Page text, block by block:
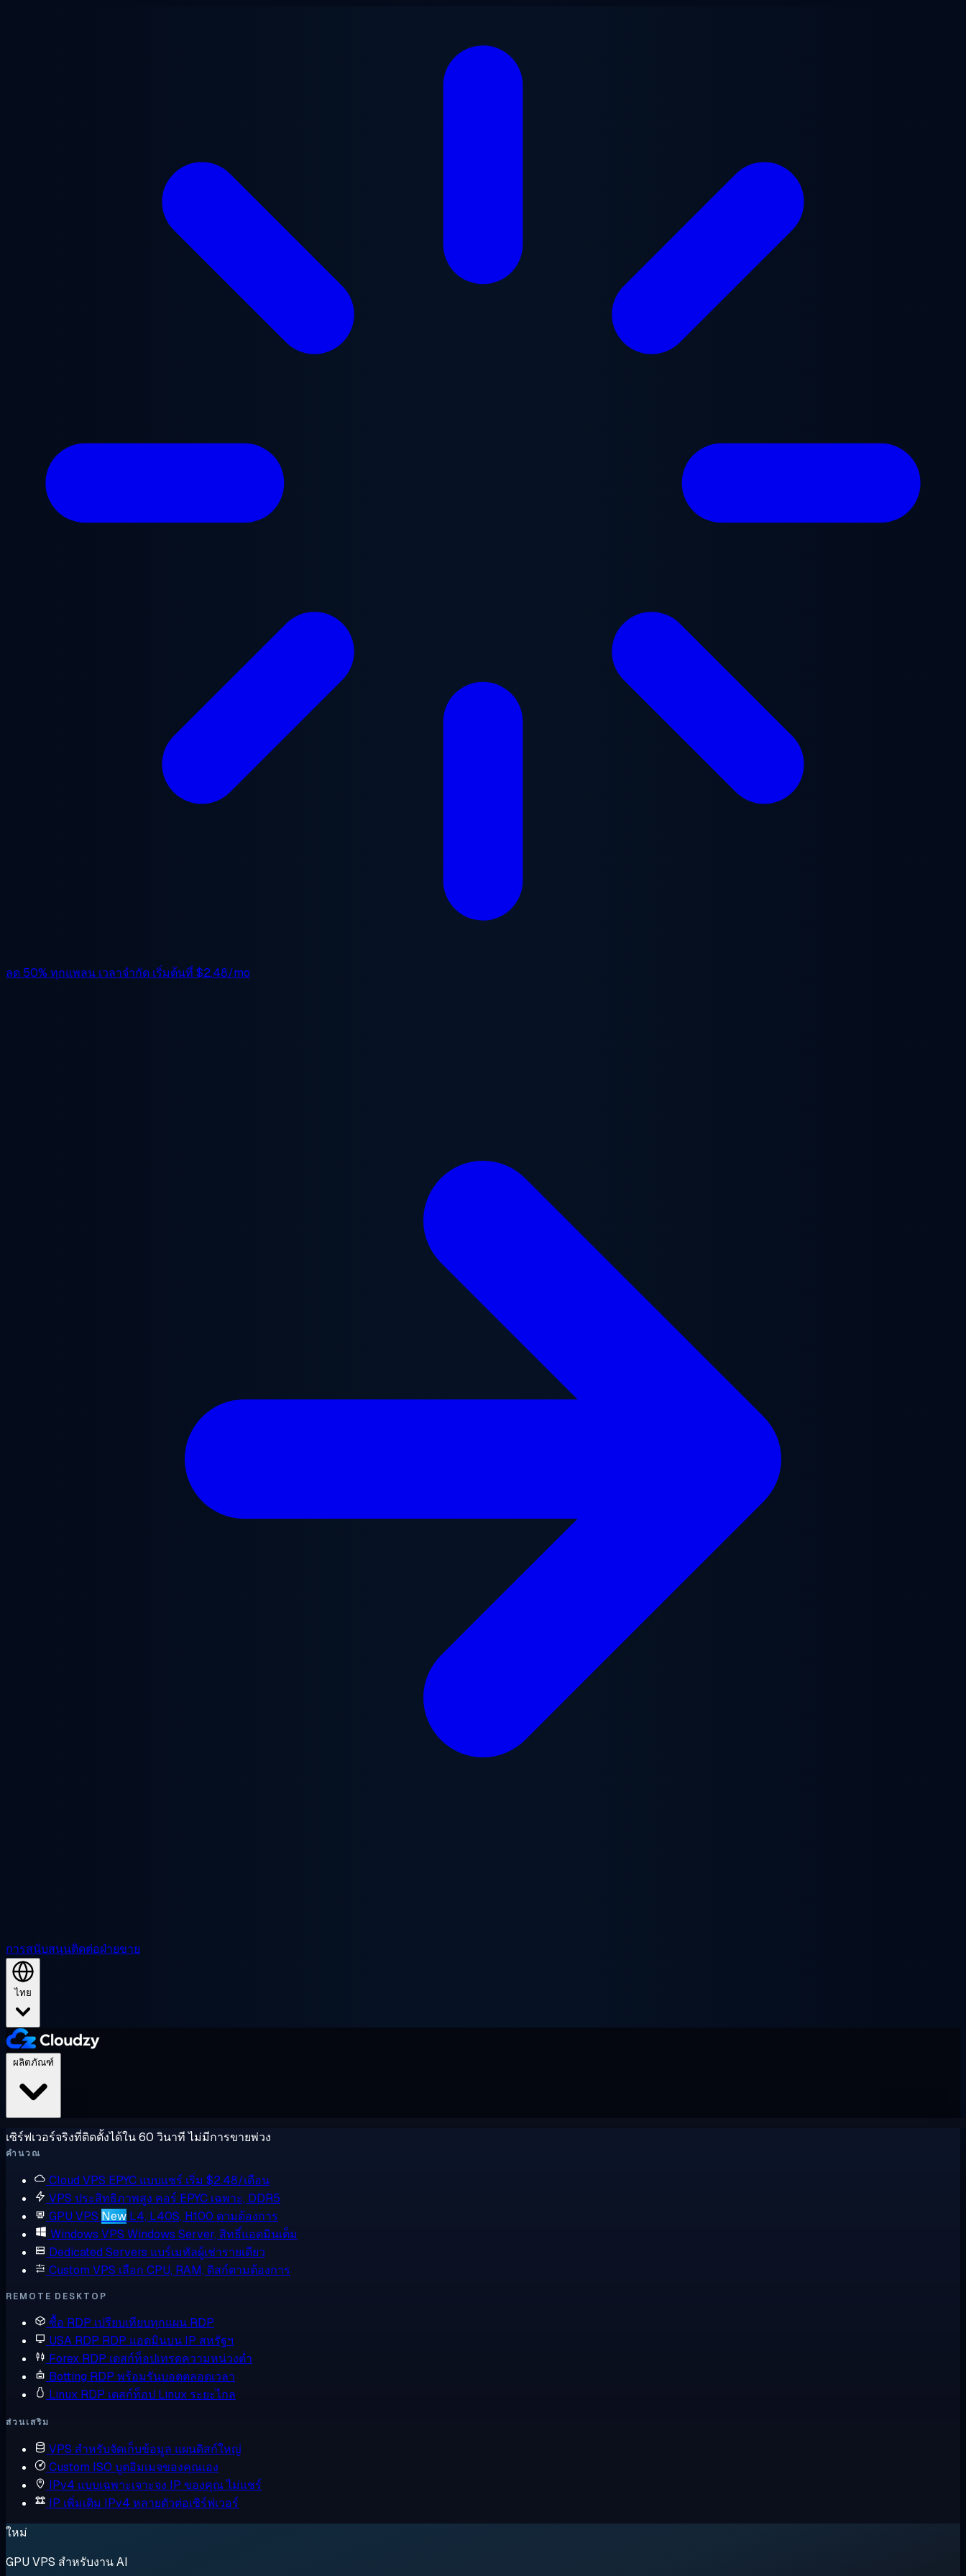
ลด 50% ทุกแพลน เวลาจำกัด เริ่มต้นที่ $2.48/mo
การสนับสนุนติดต่อฝ่ายขาย
ไทย
เซิร์ฟเวอร์จริงที่ติดตั้งได้ใน 60 วินาที ไม่มีการขายพ่วง
คำนวณ
Cloud VPS EPYC แบบแชร์ เริ่ม $2.48/เดือน
VPS ประสิทธิภาพสูง คอร์ EPYC เฉพาะ, DDR5
GPU VPS New L4, L40S, H100 ตามต้องการ
Windows VPS Windows Server, สิทธิ์แอดมินเต็ม
Dedicated Servers แบร์เมทัลผู้เช่ารายเดียว
Custom VPS เลือก CPU, RAM, ดิสก์ตามต้องการ
REMOTE DESKTOP
ซื้อ RDP เปรียบเทียบทุกแผน RDP
USA RDP RDP แอดมินบน IP สหรัฐฯ
Forex RDP เดสก์ท็อปเทรดความหน่วงต่ำ
Botting RDP พร้อมรันบอตตลอดเวลา
Linux RDP เดสก์ท็อป Linux ระยะไกล
ส่วนเสริม
VPS สำหรับจัดเก็บข้อมูล แผนดิสก์ใหญ่
Custom ISO บูตอิมเมจของคุณเอง
IPv4 แบบเฉพาะเจาะจง IP ของคุณ ไม่แชร์
IP เพิ่มเติม IPv4 หลายตัวต่อเซิร์ฟเวอร์
ใหม่
GPU VPS สำหรับงาน AI